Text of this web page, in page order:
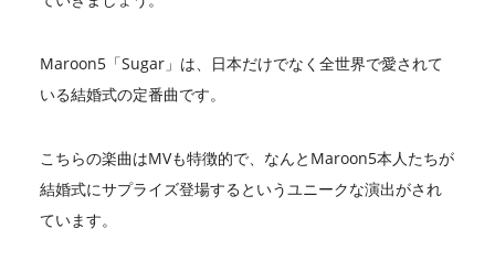
Maroon5「Sugar」は、日本だけでなく全世界で愛されて
いる結婚式の定番曲です。
こちらの楽曲はMVも特徴的で、なんとMaroon5本人たちが
結婚式にサプライズ登場するというユニークな演出がされ
ています。